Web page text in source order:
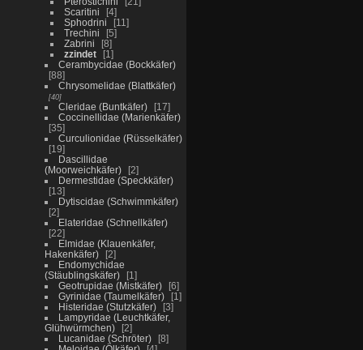
Scaritini
4
Sphodrini
11
Trechini
5
Zabrini
8
zzindet
1
Cerambycidae (Bockkäfer)
88
Chrysomelidae (Blattkäfer)
40
Cleridae (Buntkäfer)
17
Coccinellidae (Marienkäfer)
35
Curculionidae (Rüsselkäfer)
19
Dascillidae
(Moorweichkäfer)
2
Dermestidae (Speckkäfer)
13
Dytiscidae (Schwimmkäfer)
2
Elateridae (Schnellkäfer)
22
Elmidae (Klauenkäfer,
Hakenkäfer)
2
Endomychidae
(Stäublingskäfer)
1
Geotrupidae (Mistkäfer)
6
Gyrinidae (Taumelkäfer)
1
Histeridae (Stutzkäfer)
3
Lampyridae (Leuchtkäfer,
Glühwürmchen)
2
Lucanidae (Schröter)
8